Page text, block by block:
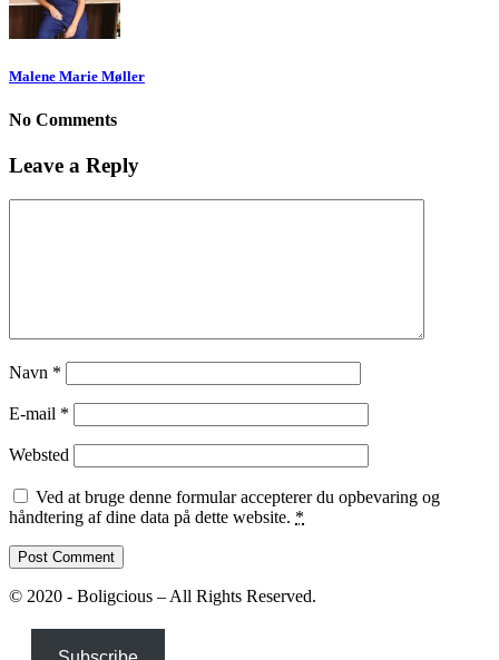
Malene Marie Møller
No Comments
Leave a Reply
Navn *
E-mail *
Websted
Ved at bruge denne formular accepterer du opbevaring og
håndtering af dine data på dette website. *
© 2020 - Boligcious – All Rights Reserved.